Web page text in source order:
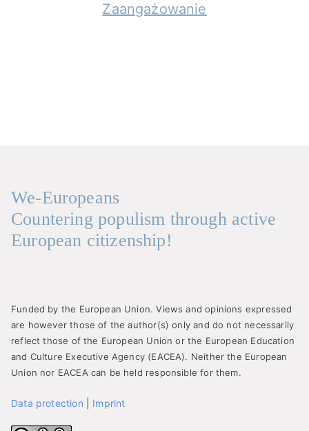
Zaangażowanie
We-Europeans
Countering populism through active
European citizenship!
Funded by the European Union. Views and opinions expressed
are however those of the author(s) only and do not necessarily
reflect those of the European Union or the European Education
and Culture Executive Agency (EACEA). Neither the European
Union nor EACEA can be held responsible for them.
Data protection Imprint